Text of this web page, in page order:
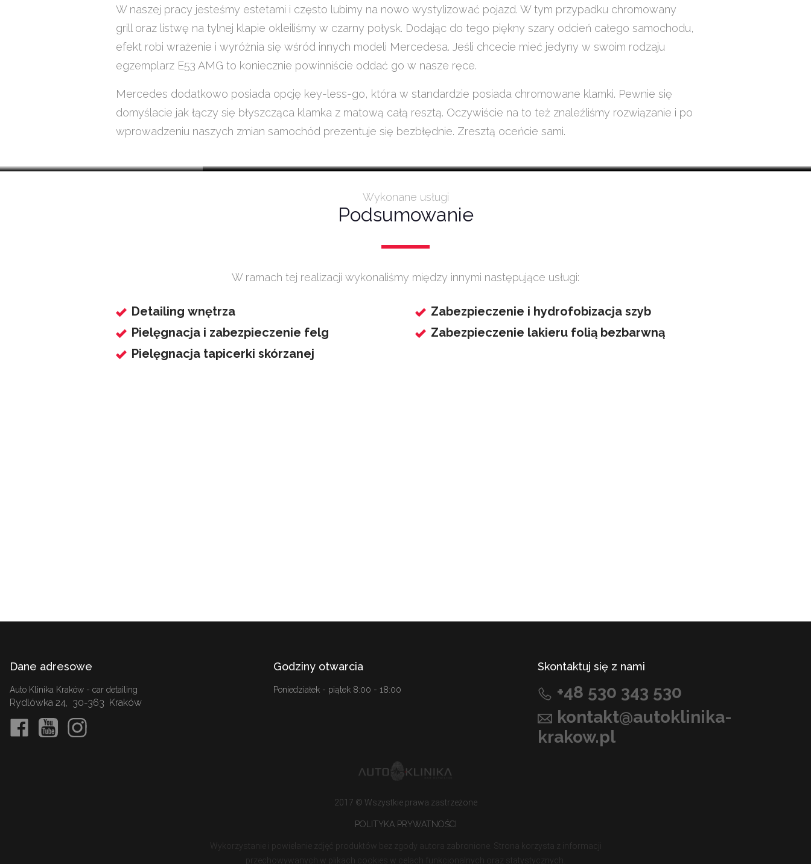
W naszej pracy jesteśmy estetami i często lubimy na nowo wystylizować pojazd. W tym przypadku chromowany
grill oraz listwę na tylnej klapie okleiliśmy w czarny połysk. Dodając do tego piękny szary odcień całego samochodu,
efekt robi wrażenie i wyróżnia się wśród innych modeli Mercedesa. Jeśli chcecie mieć jedyny w swoim rodzaju
egzemplarz E53 AMG to koniecznie powinniście oddać go w nasze ręce.
Mercedes dodatkowo posiada opcję key-less-go, która w standardzie posiada chromowane klamki. Pewnie się
domyślacie jak łączy się błyszcząca klamka z matową całą resztą. Oczywiście na to też znaleźliśmy rozwiązanie i po
wprowadzeniu naszych zmian samochód prezentuje się bezbłędnie. Zresztą oceńcie sami.
Wykonane usługi
Podsumowanie
W ramach tej realizacji wykonaliśmy między innymi następujące usługi:
Detailing wnętrza
Pielęgnacja i zabezpieczenie felg
Pielęgnacja tapicerki skórzanej
Zabezpieczenie i hydrofobizacja szyb
Zabezpieczenie lakieru folią bezbarwną
Dane adresowe
Auto Klinika Kraków - car detailing
Rydlówka 24, 30-363 Kraków
Godziny otwarcia
Poniedziałek - piątek 8:00 - 18:00
Skontaktuj się z nami
+48 530 343 530
kontakt@autoklinika-
krakow.pl
2017 © Wszystkie prawa zastrzeżone
POLITYKA PRYWATNOŚCI
Wykorzystanie i powielanie zdjęć produktów bez zgody autora zabronione. Strona korzysta z informacji
przechowywanych w plikach cookies w celach funkcjonalnych oraz statystycznych.